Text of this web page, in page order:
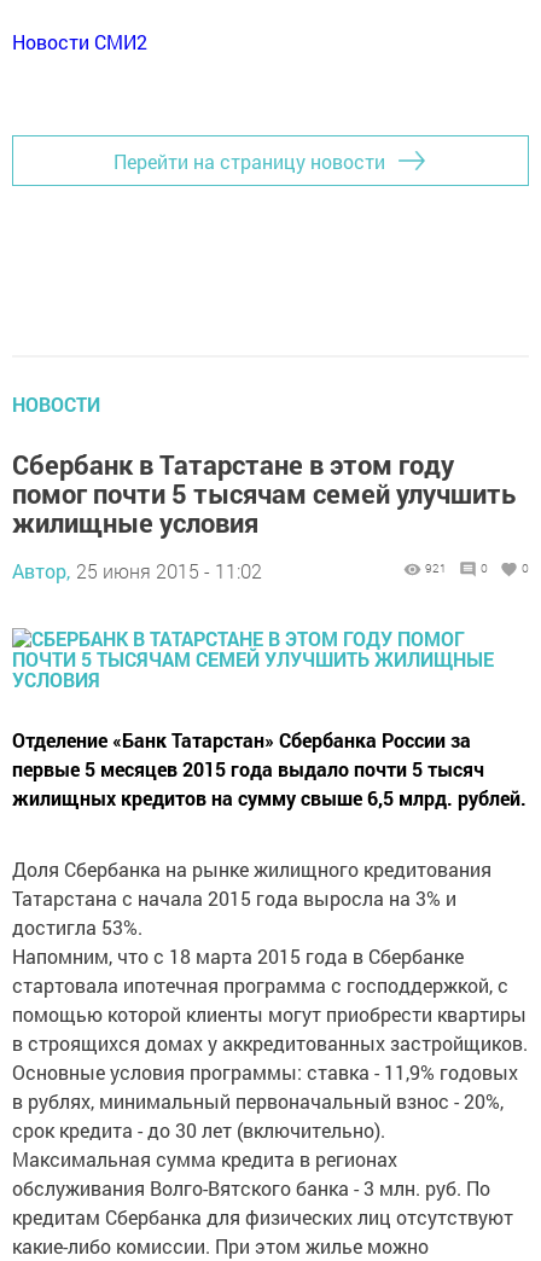
Новости СМИ2
Перейти на страницу новости
НОВОСТИ
Сбербанк в Татарстане в этом году
помог почти 5 тысячам семей улучшить
жилищные условия
Автор, 25 июня 2015 - 11:02 921 0 0
Отделение «Банк Татарстан» Сбербанка России за
первые 5 месяцев 2015 года выдало почти 5 тысяч
жилищных кредитов на сумму свыше 6,5 млрд. рублей.
Доля Сбербанка на рынке жилищного кредитования
Татарстана с начала 2015 года выросла на 3% и
достигла 53%.
Напомним, что с 18 марта 2015 года в Сбербанке
стартовала ипотечная программа с господдержкой, с
помощью которой клиенты могут приобрести квартиры
в строящихся домах у аккредитованных застройщиков.
Основные условия программы: ставка - 11,9% годовых
в рублях, минимальный первоначальный взнос - 20%,
срок кредита - до 30 лет (включительно).
Максимальная сумма кредита в регионах
обслуживания Волго-Вятского банка - 3 млн. руб. По
кредитам Сбербанка для физических лиц отсутствуют
какие-либо комиссии. При этом жилье можно